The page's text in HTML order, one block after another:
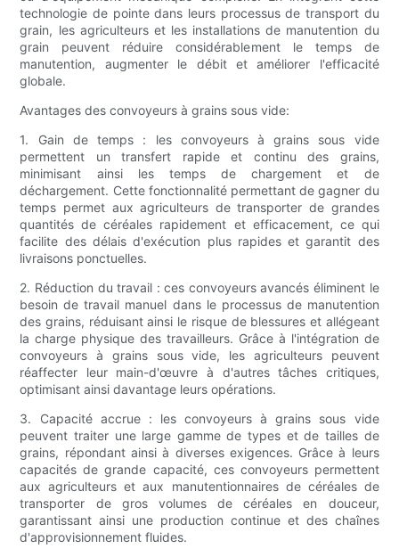
technologie de pointe dans leurs processus de transport du
grain, les agriculteurs et les installations de manutention du
grain peuvent réduire considérablement le temps de
manutention, augmenter le débit et améliorer l'efficacité
globale.
Avantages des convoyeurs à grains sous vide:
1. Gain de temps : les convoyeurs à grains sous vide
permettent un transfert rapide et continu des grains,
minimisant ainsi les temps de chargement et de
déchargement. Cette fonctionnalité permettant de gagner du
temps permet aux agriculteurs de transporter de grandes
quantités de céréales rapidement et efficacement, ce qui
facilite des délais d'exécution plus rapides et garantit des
livraisons ponctuelles.
2. Réduction du travail : ces convoyeurs avancés éliminent le
besoin de travail manuel dans le processus de manutention
des grains, réduisant ainsi le risque de blessures et allégeant
la charge physique des travailleurs. Grâce à l'intégration de
convoyeurs à grains sous vide, les agriculteurs peuvent
réaffecter leur main-d'œuvre à d'autres tâches critiques,
optimisant ainsi davantage leurs opérations.
3. Capacité accrue : les convoyeurs à grains sous vide
peuvent traiter une large gamme de types et de tailles de
grains, répondant ainsi à diverses exigences. Grâce à leurs
capacités de grande capacité, ces convoyeurs permettent
aux agriculteurs et aux manutentionnaires de céréales de
transporter de gros volumes de céréales en douceur,
garantissant ainsi une production continue et des chaînes
d'approvisionnement fluides.